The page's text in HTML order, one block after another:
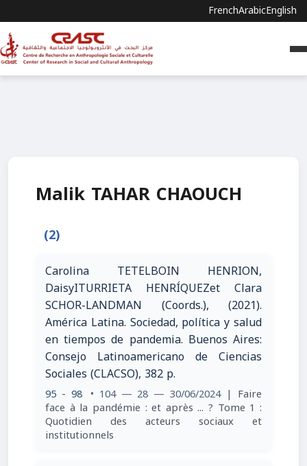
FrenchArabicEnglish
Malik TAHAR CHAOUCH
(2)
Carolina TETELBOIN HENRION,
DaisyITURRIETA HENRÍQUEZet Clara
SCHOR-LANDMAN (Coords.), (2021).
América Latina. Sociedad, política y salud
en tiempos de pandemia. Buenos Aires:
Consejo Latinoamericano de Ciencias
Sociales (CLACSO), 382 p.
95 - 98 • 104 — 28 — 30/06/2024 | Faire
face à la pandémie : et après ... ? Tome 1 :
Quotidien des acteurs sociaux et
institutionnels